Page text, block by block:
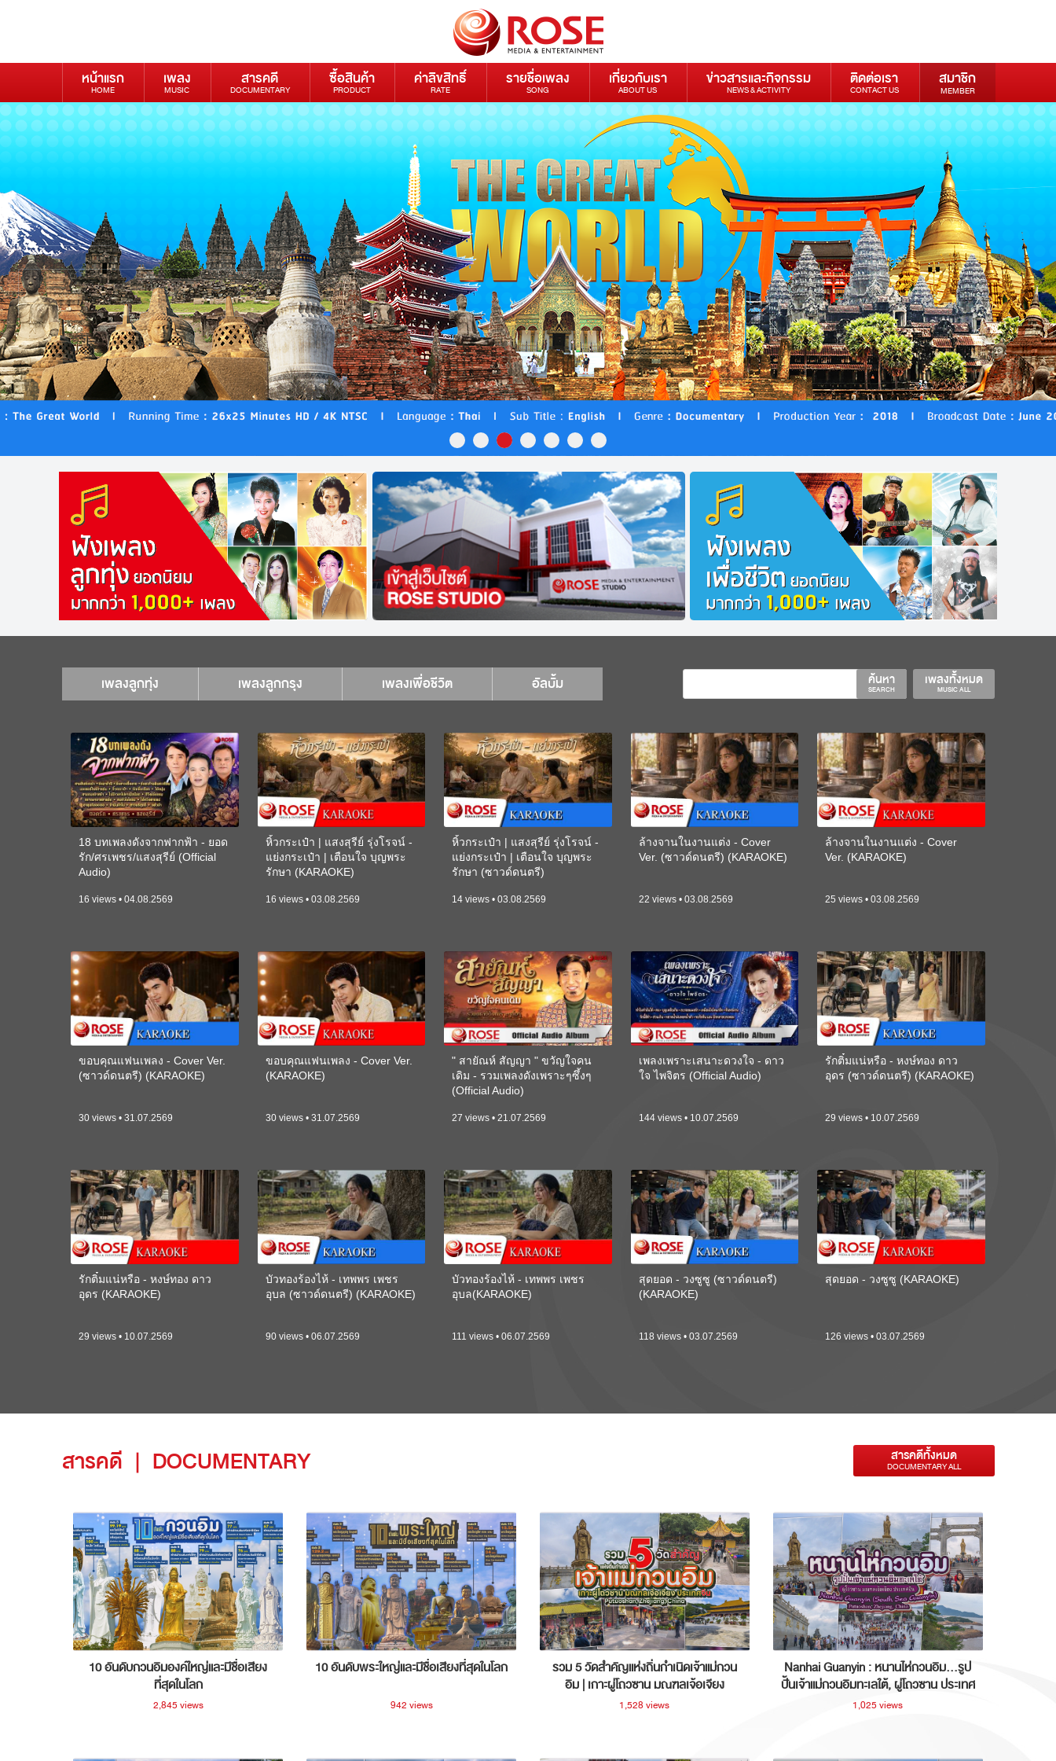
หน้าแรก
HOME
เพลง
MUSIC
สารคดี
DOCUMENTARY
ซื้อสินค้า
PRODUCT
ค่าลิขสิทธิ์
RATE
รายชื่อเพลง
SONG
เกี่ยวกับเรา
ABOUT US
ข่าวสารและกิจกรรม
NEWS & ACTIVITY
ติดต่อเรา
CONTACT US
สมาชิก
MEMBER
เพลงลูกทุ่ง เพลงลูกกรุง เพลงเพื่อชีวิต อัลบั้ม เพลงทั้งหมด
MUSIC ALL
ค้นหา
SEARCH
18 บทเพลงดังจากฟากฟ้า - ยอด
รัก/ศรเพชร/แสงสุรีย์ (Official
Audio)
16 views • 04.08.2569
หิ้วกระเป๋า | แสงสุรีย์ รุ่งโรจน์ -
แย่งกระเป๋า | เตือนใจ บุญพระ
รักษา (KARAOKE)
16 views • 03.08.2569
หิ้วกระเป๋า | แสงสุรีย์ รุ่งโรจน์ -
แย่งกระเป๋า | เตือนใจ บุญพระ
รักษา (ซาวด์ดนตรี)
14 views • 03.08.2569
ล้างจานในงานแต่ง - Cover
Ver. (ซาวด์ดนตรี) (KARAOKE)
22 views • 03.08.2569
ล้างจานในงานแต่ง - Cover
Ver. (KARAOKE)
25 views • 03.08.2569
ขอบคุณแฟนเพลง - Cover Ver.
(ซาวด์ดนตรี) (KARAOKE)
30 views • 31.07.2569
ขอบคุณแฟนเพลง - Cover Ver.
(KARAOKE)
30 views • 31.07.2569
" สายัณห์ สัญญา " ขวัญใจคน
เดิม - รวมเพลงดังเพราะๆซึ้งๆ
(Official Audio)
27 views • 21.07.2569
เพลงเพราะเสนาะดวงใจ - ดาว
ใจ ไพจิตร (Official Audio)
144 views • 10.07.2569
รักติ๋มแน่หรือ - หงษ์ทอง ดาว
อุดร (ซาวด์ดนตรี) (KARAOKE)
29 views • 10.07.2569
รักติ๋มแน่หรือ - หงษ์ทอง ดาว
อุดร (KARAOKE)
29 views • 10.07.2569
บัวทองร้องไห้ - เทพพร เพชร
อุบล (ซาวด์ดนตรี) (KARAOKE)
90 views • 06.07.2569
บัวทองร้องไห้ - เทพพร เพชร
อุบล(KARAOKE)
111 views • 06.07.2569
สุดยอด - วงซูซู (ซาวด์ดนตรี)
(KARAOKE)
118 views • 03.07.2569
สุดยอด - วงซูซู (KARAOKE)
126 views • 03.07.2569
สารคดี | DOCUMENTARY สารคดีทั้งหมด
DOCUMENTARY ALL
10 อันดับกวนอิมองค์ใหญ่และมีชื่อเสียง
ที่สุดในโลก
2,845 views
10 อันดับพระใหญ่และมีชื่อเสียงที่สุดในโลก
942 views
รวม 5 วัดสำคัญแห่งถิ่นกำเนิดเจ้าแม่กวน
อิม | เกาะผู่โถวซาน มณฑลเจ้อเจียง
ประเทศจีน
1,528 views
Nanhai Guanyin : หนานไห่กวนอิม...รูป
ปั้นเจ้าแม่กวนอิมทะเลใต้, ผู่โถวซาน ประเทศ
จีน
1,025 views